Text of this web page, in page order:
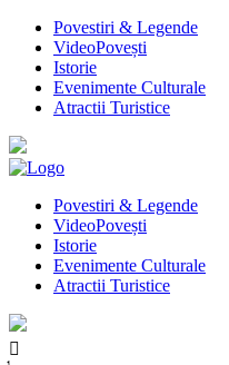
Povestiri & Legende
VideoPovești
Istorie
Evenimente Culturale
Atractii Turistice
Povestiri & Legende
VideoPovești
Istorie
Evenimente Culturale
Atractii Turistice